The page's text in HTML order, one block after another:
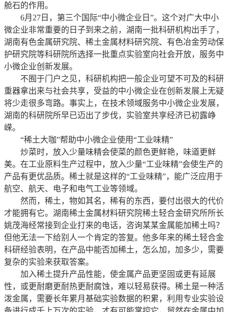
舱石的作用。
6月27日，第三个国际“中小微企业日”。这个对广大中小
微企业非常重要的日子到来之前，湖南一批科研机构出手了，
湖南有色金属研究院、稀土金属材料研究院、有色冶金劳动保
护研究院等科研院所选择一批重点实验室向社会开放，服务中
小微企业创新发展。
不囿于门户之见，科研机构把一般企业可望不可及的科研
重器拿出来与社会共享，受益的中小微企业在创新发展上无疑
将少走很多弯路。事实上，在技术领域服务中小微企业发展，
湖南的科研院所早已迈出了步伐，实验室共享经济已初露峥
嵘。
“稀土大咖”帮助中小微企业使用“工业味精”
炒菜时，放入少量味精会使菜的颜色更鲜艳，味道更鲜
美。在工业原料生产过程中，放入少量“工业味精”会使生产的
产品有更优品质。稀土就是这样的“工业味精”，能广泛应用于
航空、航天、电子和电气工业等领域。
然而，稀土，物如其名，稀有的东西，要付出很大的代价
才能拥有它。湖南稀土金属材料研究院稀土轻合金研究所所长
姚茂海经常接到企业打来的电话，咨询某某金属能加稀土吗？
但他无法一下给别人一个肯定的答复。他多年来的稀土轻合金
科研经验表明，在产品中能否加稀土，怎么加，加多少，需要
复杂的实验来获取答案。
加入稀土提升产品性能，使金属产品更坚固或更有延展
性，或更耐磨更耐热更耐腐蚀，难以轻易获得。稀土是一种活
泼金属，需要长年累月基础实验数据的积累，利用专业实验设